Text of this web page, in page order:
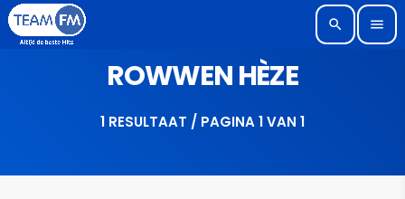
search menu
ROWWEN HÈZE
1 RESULTAAT / PAGINA 1 VAN 1